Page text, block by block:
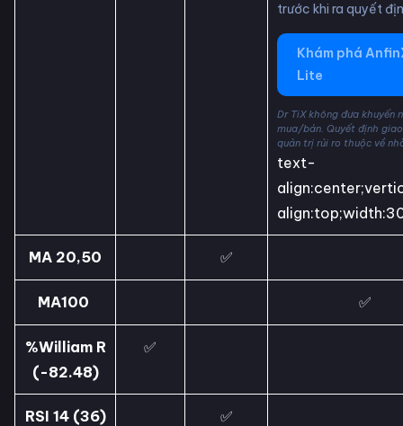
trước khi ra quyết
Khám phá
Lite
Dr TiX không đưa khuyến
mua/bán. Quyết định
quản trị rủi ro thuộc về
text-
MA 20,50 ✅
MA100 ✅
%William R
(-82.48)
✅
RSI 14 (36) ✅